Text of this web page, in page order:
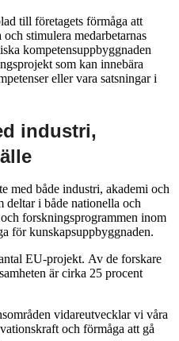
till företagets förmåga att
stimulera medarbetarnas
kompetensuppbyggnaden
som kan innebära
eller vara satsningar i
industri,
med både industri, akademi och
deltar i både nationella och
forskningsprogrammen inom
för kunskapsuppbyggnaden.
EU-projekt. Av de forskare
är cirka 25 procent
vidareutvecklar vi våra
och förmåga att gå